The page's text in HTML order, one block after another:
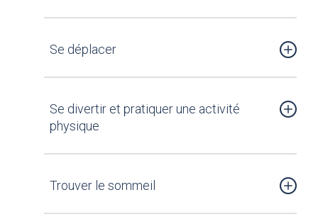
Se déplacer
Se divertir et pratiquer une activité
physique
Trouver le sommeil